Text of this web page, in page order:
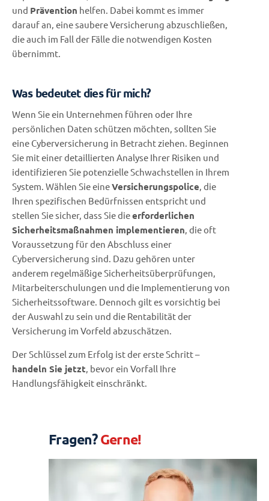
und Prävention helfen. Dabei kommt es immer
darauf an, eine saubere Versicherung abzuschließen,
die auch im Fall der Fälle die notwendigen Kosten
übernimmt.
Was bedeutet dies für mich?
Wenn Sie ein Unternehmen führen oder Ihre
persönlichen Daten schützen möchten, sollten Sie
eine Cyberversicherung in Betracht ziehen. Beginnen
Sie mit einer detaillierten Analyse Ihrer Risiken und
identifizieren Sie potenzielle Schwachstellen in Ihrem
System. Wählen Sie eineVersicherungspolice, die
Ihren spezifischen Bedürfnissen entspricht und
stellen Sie sicher, dass Sie dieerforderlichen
Sicherheitsmaßnahmen implementieren, die oft
Voraussetzung für den Abschluss einer
Cyberversicherung sind. Dazu gehören unter
anderem regelmäßige Sicherheitsüberprüfungen,
Mitarbeiterschulungen und die Implementierung von
Sicherheitssoftware. Dennoch gilt es vorsichtig bei
der Auswahl zu sein und die Rentabilität der
Versicherung im Vorfeld abzuschätzen.
Der Schlüssel zum Erfolg ist der erste Schritt –
handeln Sie jetzt, bevor ein Vorfall Ihre
Handlungsfähigkeit einschränkt.
Fragen?Gerne!